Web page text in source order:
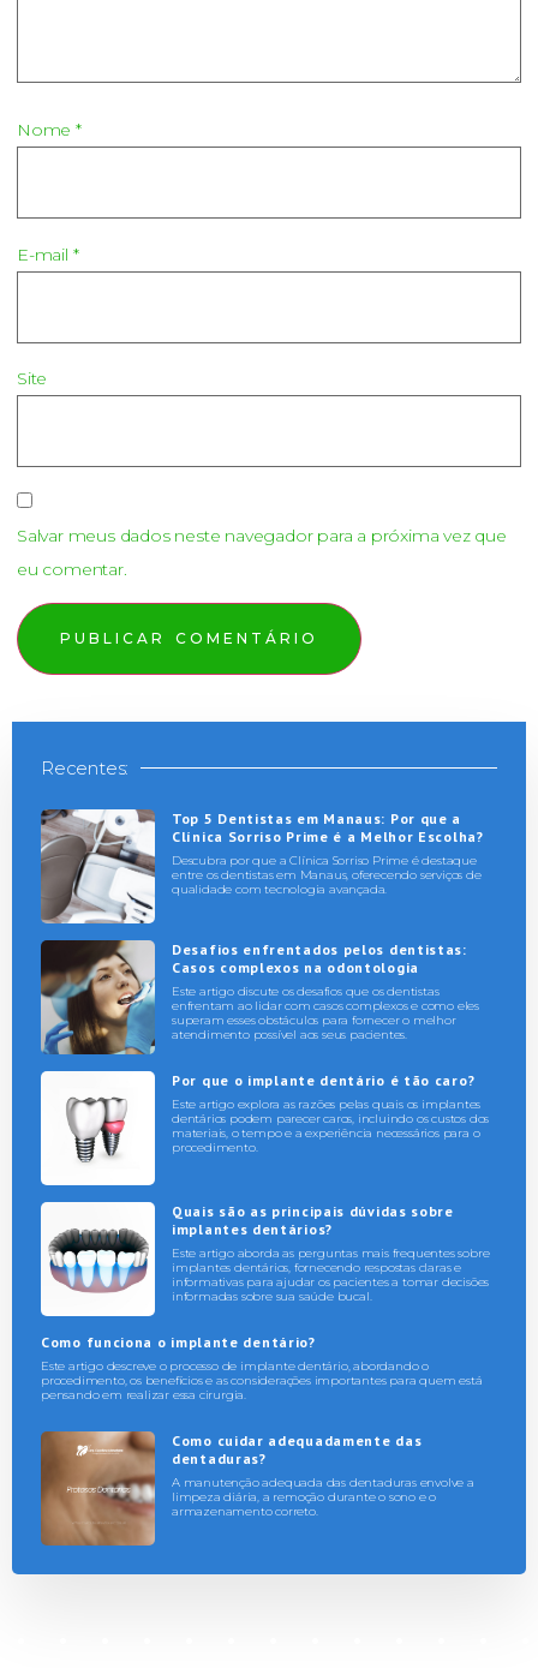
Nome *
E-mail *
Site
Salvar meus dados neste navegador para a próxima vez que
eu comentar.
Recentes:
Top 5 Dentistas em Manaus: Por que a
Clínica Sorriso Prime é a Melhor Escolha?
Descubra por que a Clínica Sorriso Prime é destaque
entre os dentistas em Manaus, oferecendo serviços de
qualidade com tecnologia avançada.
Desafios enfrentados pelos dentistas:
Casos complexos na odontologia
Este artigo discute os desafios que os dentistas
enfrentam ao lidar com casos complexos e como eles
superam esses obstáculos para fornecer o melhor
atendimento possível aos seus pacientes.
Por que o implante dentário é tão caro?
Este artigo explora as razões pelas quais os implantes
dentários podem parecer caros, incluindo os custos dos
materiais, o tempo e a experiência necessários para o
procedimento.
Quais são as principais dúvidas sobre
implantes dentários?
Este artigo aborda as perguntas mais frequentes sobre
implantes dentários, fornecendo respostas claras e
informativas para ajudar os pacientes a tomar decisões
informadas sobre sua saúde bucal.
Como funciona o implante dentário?
Este artigo descreve o processo de implante dentário, abordando o
procedimento, os benefícios e as considerações importantes para quem está
pensando em realizar essa cirurgia.
Como cuidar adequadamente das
dentaduras?
A manutenção adequada das dentaduras envolve a
limpeza diária, a remoção durante o sono e o
armazenamento correto.